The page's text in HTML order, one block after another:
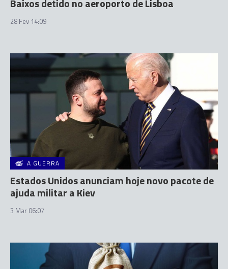
28 Fev 14:09
A GUERRA
Estados Unidos anunciam hoje novo pacote de
ajuda militar a Kiev
3 Mar 06:07